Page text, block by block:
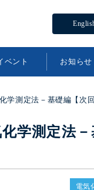
ベント お知らせ
学測定法－基礎編【次
学測定法－
電気